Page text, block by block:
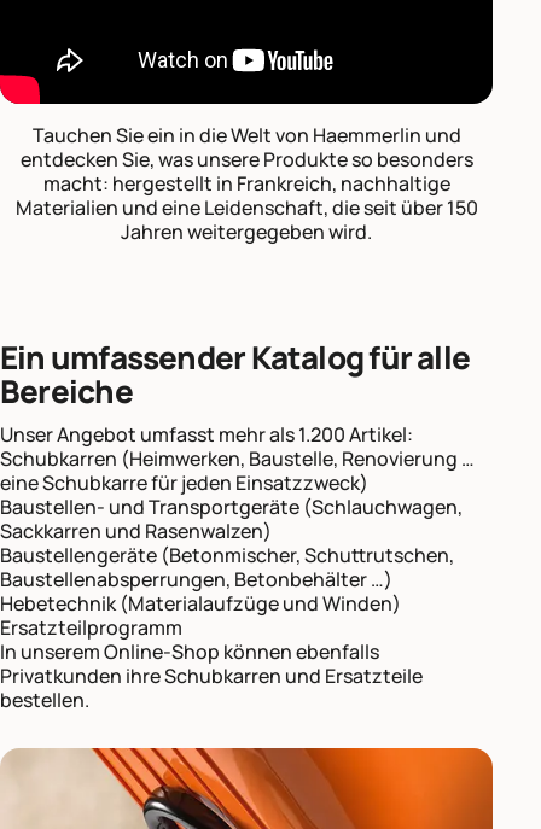
Tauchen Sie ein in die Welt von Haemmerlin und
entdecken Sie, was unsere Produkte so besonders
macht: hergestellt in Frankreich, nachhaltige
Materialien und eine Leidenschaft, die seit über 150
Jahren weitergegeben wird.
Ein umfassender Katalog für alle
Bereiche
Unser Angebot umfasst mehr als 1.200 Artikel:
Schubkarren (Heimwerken, Baustelle, Renovierung …
eine Schubkarre für jeden Einsatzzweck)
Baustellen- und Transportgeräte (Schlauchwagen,
Sackkarren und Rasenwalzen)
Baustellengeräte (Betonmischer, Schuttrutschen,
Baustellenabsperrungen, Betonbehälter …)
Hebetechnik (Materialaufzüge und Winden)
Ersatzteilprogramm
In unserem Online-Shop können ebenfalls
Privatkunden ihre Schubkarren und Ersatzteile
bestellen.